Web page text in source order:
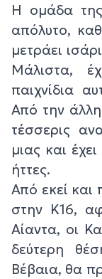
Η ομάδα
απόλυτο,
μετράει
Μάλιστα,
παιχνίδια
Από την
τέσσερις
μιας και
ήττες.
Από εκεί και
στην Κ16,
Αίαντα, οι
δεύτερη
Βέβαια, θα